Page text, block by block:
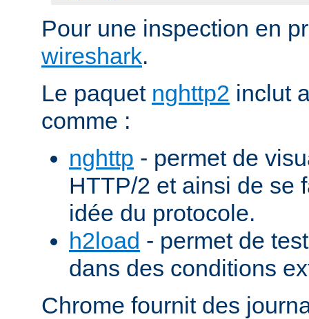
Pour une inspection en
wireshark.
Le paquet nghttp2 inclut
comme :
nghttp - permet de
HTTP/2 et ainsi de se
idée du protocole.
h2load - permet de
dans des conditions
Chrome fournit des